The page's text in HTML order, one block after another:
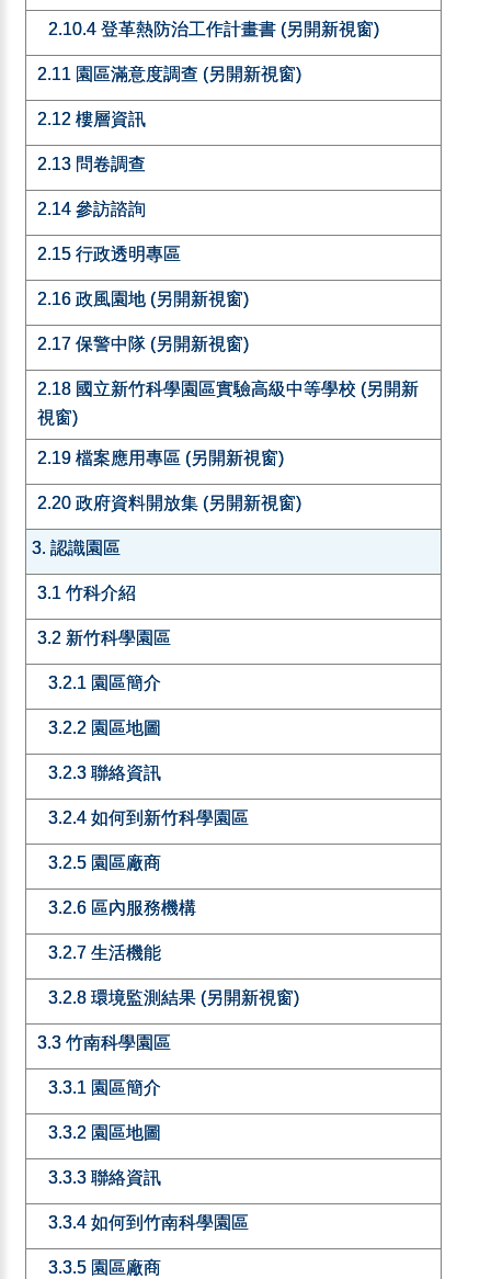
2.10.4 登革熱防治工作計畫書 (另開新視窗)
2.11 園區滿意度調查 (另開新視窗)
2.12 樓層資訊
2.13 問卷調查
2.14 參訪諮詢
2.15 行政透明專區
2.16 政風園地 (另開新視窗)
2.17 保警中隊 (另開新視窗)
2.18 國立新竹科學園區實驗高級中等學校 (另開新
視窗)
2.19 檔案應用專區 (另開新視窗)
2.20 政府資料開放集 (另開新視窗)
3. 認識園區
3.1 竹科介紹
3.2 新竹科學園區
3.2.1 園區簡介
3.2.2 園區地圖
3.2.3 聯絡資訊
3.2.4 如何到新竹科學園區
3.2.5 園區廠商
3.2.6 區內服務機構
3.2.7 生活機能
3.2.8 環境監測結果 (另開新視窗)
3.3 竹南科學園區
3.3.1 園區簡介
3.3.2 園區地圖
3.3.3 聯絡資訊
3.3.4 如何到竹南科學園區
3.3.5 園區廠商